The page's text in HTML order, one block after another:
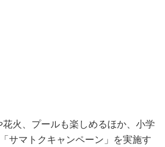
火、プールも楽しめるほか、小学
サマトクキャンペーン」を実施す